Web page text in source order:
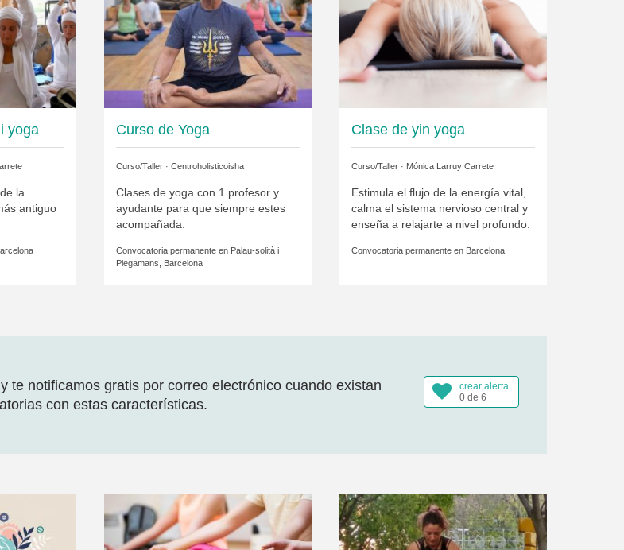
yoga
la
antiguo
Curso de Yoga
Curso/Taller · Centroholisticoisha
Clases de yoga con 1 profesor y
ayudante para que siempre estes
acompañada.
Convocatoria permanente en Palau-solità i
Plegamans, Barcelona
Clase de yin yoga
Curso/Taller · Mónica Larruy Carrete
Estimula el flujo de la energía vital,
calma el sistema nervioso central y
enseña a relajarte a nivel profundo.
Convocatoria permanente en Barcelona
crear alerta
0 de 6
te notificamos gratis por correo electrónico cuando existan
con estas características.